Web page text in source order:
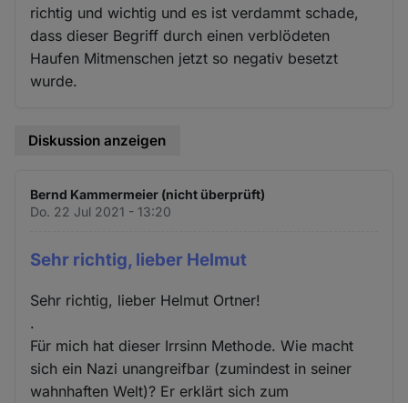
richtig und wichtig und es ist verdammt schade,
dass dieser Begriff durch einen verblödeten
Haufen Mitmenschen jetzt so negativ besetzt
wurde.
Diskussion anzeigen
Bernd Kammermeier (nicht überprüft)
Do. 22 Jul 2021 - 13:20
Sehr richtig, lieber Helmut
Sehr richtig, lieber Helmut Ortner!
.
Für mich hat dieser Irrsinn Methode. Wie macht
sich ein Nazi unangreifbar (zumindest in seiner
wahnhaften Welt)? Er erklärt sich zum